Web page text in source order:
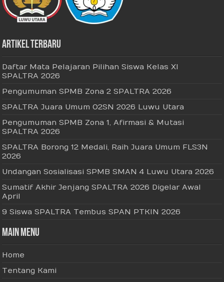
Artikel Terbaru
Daftar Mata Pelajaran Pilihan Siswa Kelas XI
SPALTRA 2026
Pengumuman SPMB Zona 2 SPALTRA 2026
SPALTRA Juara Umum O2SN 2026 Luwu Utara
Pengumuman SPMB Zona 1, Afirmasi & Mutasi
SPALTRA 2026
SPALTRA Borong 12 Medali, Raih Juara Umum FLS3N
2026
Undangan Sosialisasi SPMB SMAN 4 Luwu Utara 2026
Sumatif Akhir Jenjang SPALTRA 2026 Digelar Awal
April
9 Siswa SPALTRA Tembus SPAN PTKIN 2026
Main Menu
Home
Tentang Kami